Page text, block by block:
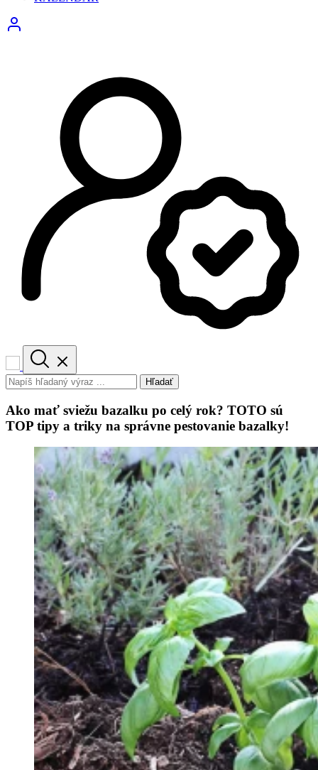
Hľadať
Ako mať sviežu bazalku po celý rok? TOTO sú
TOP tipy a triky na správne pestovanie bazalky!